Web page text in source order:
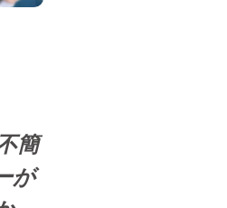
簡
が